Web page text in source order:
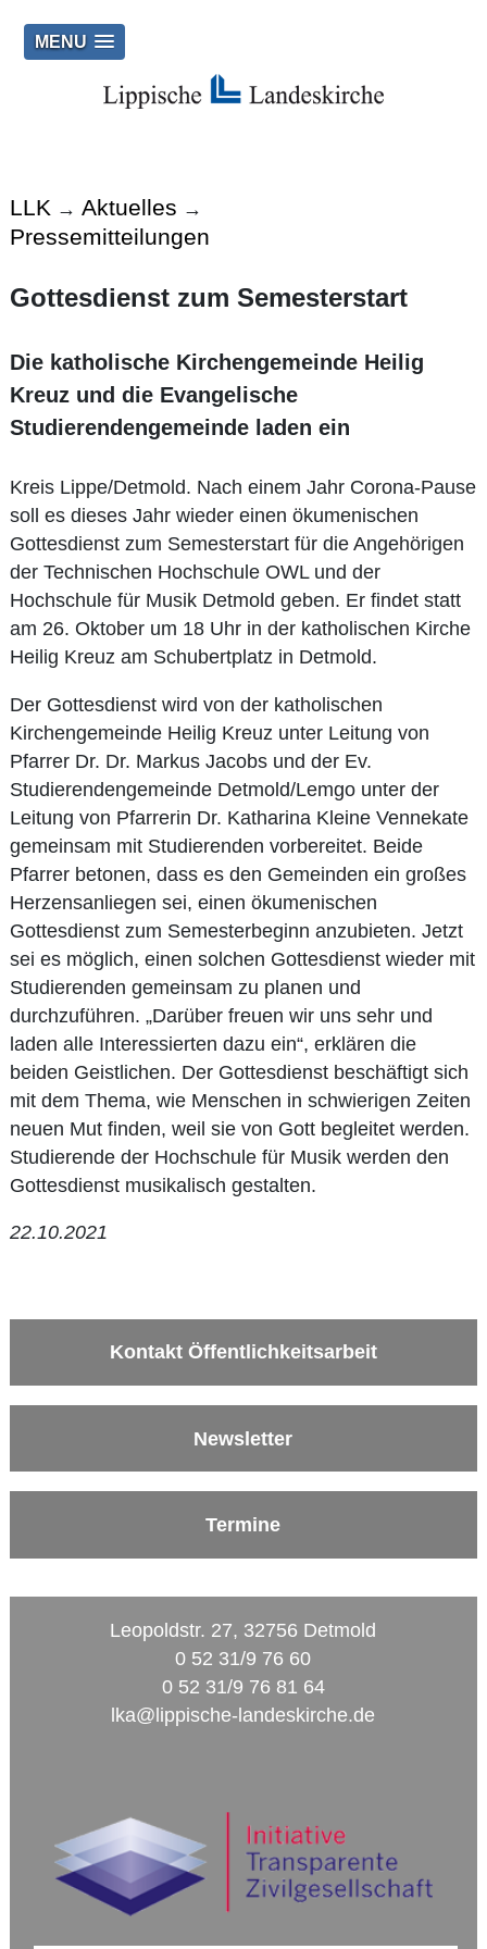
MENU
LLK → Aktuelles →
Pressemitteilungen
Gottesdienst zum Semesterstart
Die katholische Kirchengemeinde Heilig
Kreuz und die Evangelische
Studierendengemeinde laden ein
Kreis Lippe/Detmold. Nach einem Jahr Corona-Pause
soll es dieses Jahr wieder einen ökumenischen
Gottesdienst zum Semesterstart für die Angehörigen
der Technischen Hochschule OWL und der
Hochschule für Musik Detmold geben. Er findet statt
am 26. Oktober um 18 Uhr in der katholischen Kirche
Heilig Kreuz am Schubertplatz in Detmold.
Der Gottesdienst wird von der katholischen
Kirchengemeinde Heilig Kreuz unter Leitung von
Pfarrer Dr. Dr. Markus Jacobs und der Ev.
Studierendengemeinde Detmold/Lemgo unter der
Leitung von Pfarrerin Dr. Katharina Kleine Vennekate
gemeinsam mit Studierenden vorbereitet. Beide
Pfarrer betonen, dass es den Gemeinden ein großes
Herzensanliegen sei, einen ökumenischen
Gottesdienst zum Semesterbeginn anzubieten. Jetzt
sei es möglich, einen solchen Gottesdienst wieder mit
Studierenden gemeinsam zu planen und
durchzuführen. „Darüber freuen wir uns sehr und
laden alle Interessierten dazu ein“, erklären die
beiden Geistlichen. Der Gottesdienst beschäftigt sich
mit dem Thema, wie Menschen in schwierigen Zeiten
neuen Mut finden, weil sie von Gott begleitet werden.
Studierende der Hochschule für Musik werden den
Gottesdienst musikalisch gestalten.
22.10.2021
Kontakt Öffentlichkeitsarbeit
Newsletter
Termine
Leopoldstr. 27, 32756 Detmold
0 52 31/9 76 60
0 52 31/9 76 81 64
lka@lippische-landeskirche.de